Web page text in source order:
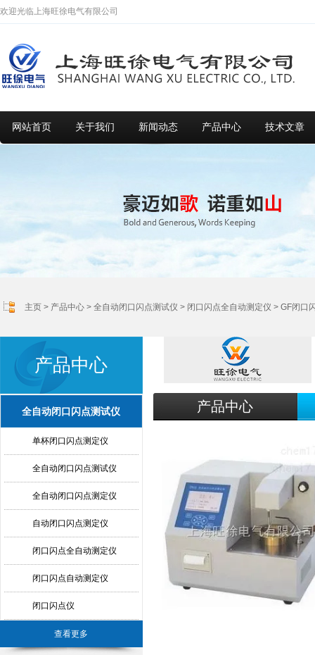
欢迎光临上海旺徐电气有限公司
网站首页 关于我们 新闻动态 产品中心 技术文章
主页 > 产品中心 > 全自动闭口闪点测试仪 > 闭口闪点全自动测定仪 > GF闭口
产品中心
全自动闭口闪点测试仪
单杯闭口闪点测定仪
全自动闭口闪点测试仪
全自动闭口闪点测定仪
自动闭口闪点测定仪
闭口闪点全自动测定仪
闭口闪点自动测定仪
闭口闪点仪
查看更多
产品中心